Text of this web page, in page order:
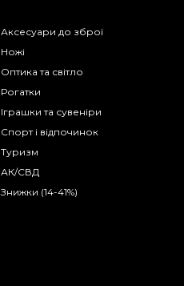
Аксесуари до зброї
Ножі
Оптика та світло
Рогатки
Іграшки та сувеніри
Спорт і відпочинок
Туризм
АК/СВД
Знижки (14-41%)